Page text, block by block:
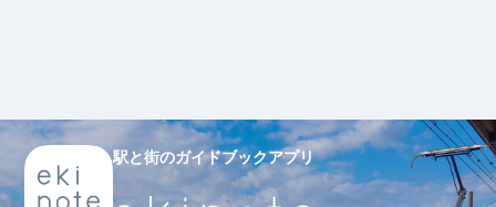
駅と街のガイドブックアプリ